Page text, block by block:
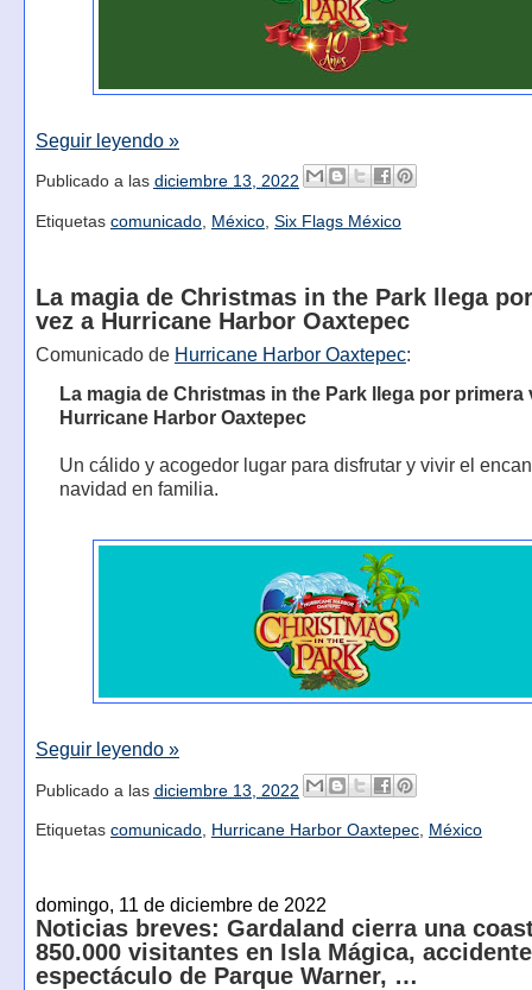
Seguir leyendo »
Publicado a las diciembre 13, 2022
Etiquetas comunicado, México, Six Flags México
La magia de Christmas in the Park llega
vez a Hurricane Harbor Oaxtepec
Comunicado de Hurricane Harbor Oaxtepec:
La magia de Christmas in the Park llega por primera
Hurricane Harbor Oaxtepec
Un cálido y acogedor lugar para disfrutar y vivir el
navidad en familia.
Seguir leyendo »
Publicado a las diciembre 13, 2022
Etiquetas comunicado, Hurricane Harbor Oaxtepec, México
domingo, 11 de diciembre de 2022
Noticias breves: Gardaland cierra una
850.000 visitantes en Isla Mágica,
espectáculo de Parque Warner, …